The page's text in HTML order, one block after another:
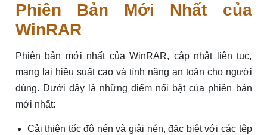
Phiên Bản Mới Nhất của
WinRAR
Phiên bản mới nhất của WinRAR, cập nhật liên tục,
mang lại hiệu suất cao và tính năng an toàn cho người
dùng. Dưới đây là những điểm nổi bật của phiên bản
mới nhất:
Cải thiện tốc độ nén và giải nén, đặc biệt với các tệp